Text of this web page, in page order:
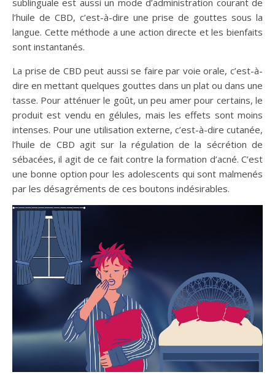
l’huile de CBD, c’est-à-dire une prise de gouttes sous la
langue. Cette méthode a une action directe et les bienfaits
sont instantanés.
La prise de CBD peut aussi se faire par voie orale, c’est-à-
dire en mettant quelques gouttes dans un plat ou dans une
tasse. Pour atténuer le goût, un peu amer pour certains, le
produit est vendu en gélules, mais les effets sont moins
intenses. Pour une utilisation externe, c’est-à-dire cutanée,
l’huile de CBD agit sur la régulation de la sécrétion de
sébacées, il agit de ce fait contre la formation d’acné. C’est
une bonne option pour les adolescents qui sont malmenés
par les désagréments de ces boutons indésirables.